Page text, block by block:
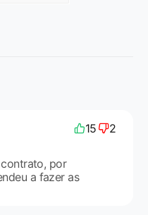
15 2
por
a fazer as